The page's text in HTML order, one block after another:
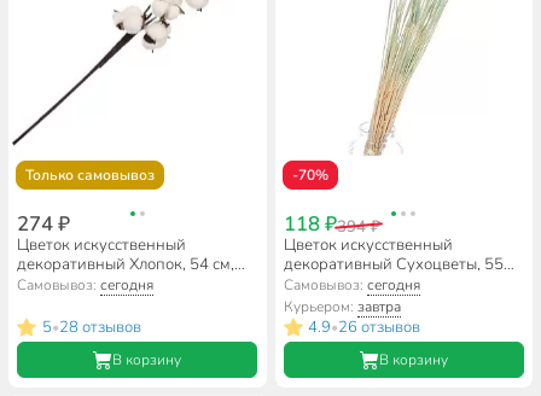
Только самовывоз
274 ₽
Цветок искусственный
декоративный Хлопок, 54 см,
Y4-7936
Самовывоз:сегодня
5•28 отзывов
В корзину
-70%
118 ₽394 ₽
Цветок искусственный
декоративный Сухоцветы, 55
см, голубой, Y6-10400
Самовывоз: сегодня
Курьером: завтра
4.9•26 отзывов
В корзину